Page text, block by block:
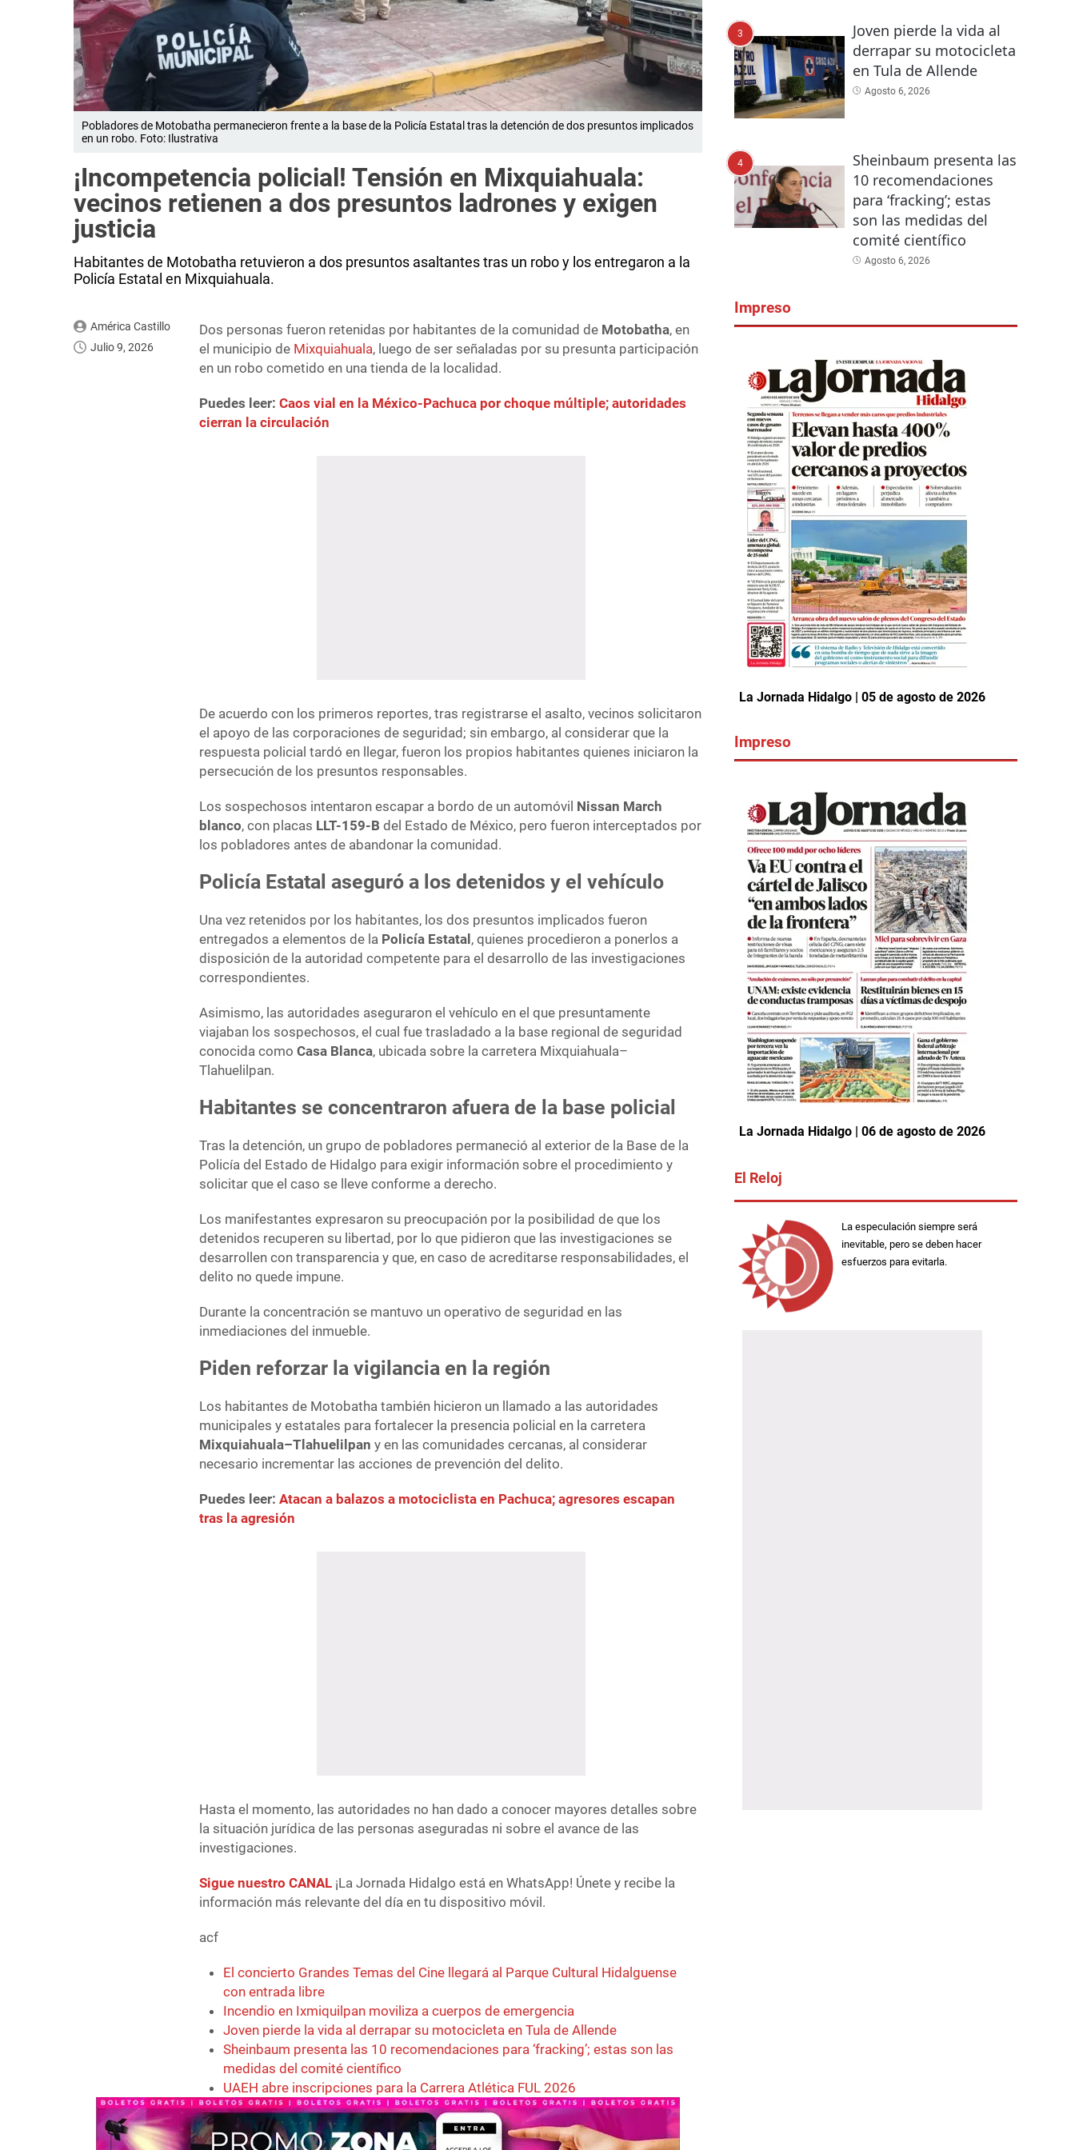
Pobladores de Motobatha permanecieron frente a la base de la Policía Estatal tras la detención de dos presuntos implicados
en un robo. Foto: Ilustrativa
¡Incompetencia policial! Tensión en Mixquiahuala:
vecinos retienen a dos presuntos ladrones y exigen
justicia
Habitantes de Motobatha retuvieron a dos presuntos asaltantes tras un robo y los entregaron a la
Policía Estatal en Mixquiahuala.
América Castillo
Julio 9, 2026
Dos personas fueron retenidas por habitantes de la comunidad de Motobatha, en
el municipio de Mixquiahuala, luego de ser señaladas por su presunta participación
en un robo cometido en una tienda de la localidad.
Puedes leer:Caos vial en la México-Pachuca por choque múltiple; autoridades
cierran la circulación
De acuerdo con los primeros reportes, tras registrarse el asalto, vecinos solicitaron
el apoyo de las corporaciones de seguridad; sin embargo, al considerar que la
respuesta policial tardó en llegar, fueron los propios habitantes quienes iniciaron la
persecución de los presuntos responsables.
Los sospechosos intentaron escapar a bordo de un automóvil Nissan March
blanco, con placas LLT-159-B del Estado de México, pero fueron interceptados por
los pobladores antes de abandonar la comunidad.
Policía Estatal aseguró a los detenidos y el vehículo
Una vez retenidos por los habitantes, los dos presuntos implicados fueron
entregados a elementos de la Policía Estatal , quienes procedieron a ponerlos a
disposición de la autoridad competente para el desarrollo de las investigaciones
correspondientes.
Asimismo, las autoridades aseguraron el vehículo en el que presuntamente
viajaban los sospechosos, el cual fue trasladado a la base regional de seguridad
conocida comoCasa Blanca, ubicada sobre la carretera Mixquiahuala–
Tlahuelilpan.
Habitantes se concentraron afuera de la base policial
Tras la detención, un grupo de pobladores permaneció al exterior de la Base de la
Policía del Estado de Hidalgo para exigir información sobre el procedimiento y
solicitar que el caso se lleve conforme a derecho.
Los manifestantes expresaron su preocupación por la posibilidad de que los
detenidos recuperen su libertad, por lo que pidieron que las investigaciones se
desarrollen con transparencia y que, en caso de acreditarse responsabilidades, el
delito no quede impune.
Durante la concentración se mantuvo un operativo de seguridad en las
inmediaciones del inmueble.
Piden reforzar la vigilancia en la región
Los habitantes de Motobatha también hicieron un llamado a las autoridades
municipales y estatales para fortalecer la presencia policial en la carretera
Mixquiahuala–Tlahuelilpan y en las comunidades cercanas, al considerar
necesario incrementar las acciones de prevención del delito.
Puedes leer:Atacan a balazos a motociclista en Pachuca; agresores escapan
tras la agresión
Hasta el momento, las autoridades no han dado a conocer mayores detalles sobre
la situación jurídica de las personas aseguradas ni sobre el avance de las
investigaciones.
Sigue nuestro CANAL ¡La Jornada Hidalgo está en WhatsApp! Únete y recibe la
información más relevante del día en tu dispositivo móvil.
acf
El concierto Grandes Temas del Cine llegará al Parque Cultural Hidalguense
con entrada libre
Incendio en Ixmiquilpan moviliza a cuerpos de emergencia
Joven pierde la vida al derrapar su motocicleta en Tula de Allende
Sheinbaum presenta las 10 recomendaciones para ‘fracking’; estas son las
medidas del comité científico
UAEH abre inscripciones para la Carrera Atlética FUL 2026
3
Joven pierde la vida al
derrapar su motocicleta
en Tula de Allende
Agosto 6, 2026
4
Sheinbaum presenta las
10 recomendaciones
para ‘fracking’; estas
son las medidas del
comité científico
Agosto 6, 2026
Impreso
La Jornada Hidalgo | 05 de agosto de 2026
Impreso
La Jornada Hidalgo | 06 de agosto de 2026
El Reloj
La especulación siempre será
inevitable, pero se deben hacer
esfuerzos para evitarla.